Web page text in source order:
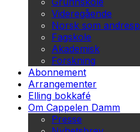
Videregående
Norsk som
Fagskole
Akademisk
Forskning
Abonnement
Arrangementer
Elling bokkafé
Om Cappelen Damm
Presse